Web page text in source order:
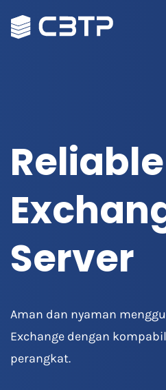
Server
Aman dan nyaman
Exchange dengan
perangkat.